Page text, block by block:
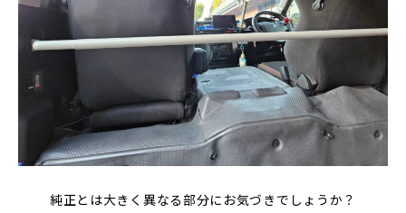
純正とは大きく異なる部分にお気づきでしょうか？